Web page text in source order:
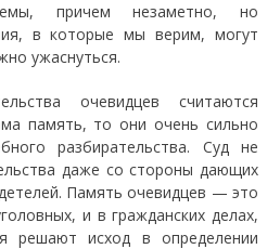
причем незаметно, но
в которые мы верим, могут
ужаснуться.
очевидцев считаются
память, то они очень сильно
разбирательства. Суд не
даже со стороны дающих
Память очевидцев — это
и в гражданских делах,
решают исход в определении